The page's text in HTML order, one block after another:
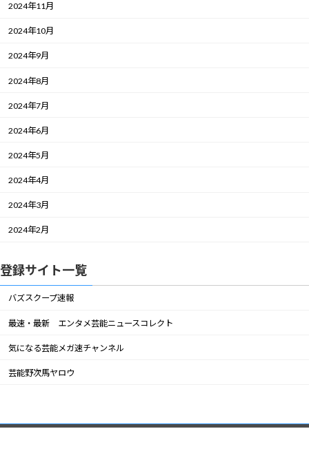
2024年11月
2024年10月
2024年9月
2024年8月
2024年7月
2024年6月
2024年5月
2024年4月
2024年3月
2024年2月
登録サイト一覧
バズスクープ速報
最速・最新 エンタメ芸能ニュースコレクト
気になる芸能メガ速チャンネル
芸能野次馬ヤロウ